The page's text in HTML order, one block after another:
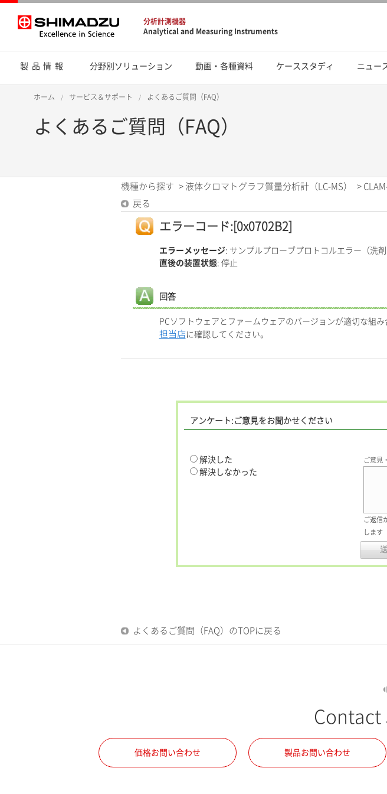
分析計測機器
Analytical and Measuring Instruments
製品情報 分野別ソリューション 動画・各種資料 ケーススタディ ニュー
ホーム サービス＆サポート よくあるご質問（FAQ）
よくあるご質問（FAQ）
機種から探す > 液体クロマトグラフ質量分析計（LC-MS） >
戻る
エラーコード:[0x0702B2]
エラーメッセージ: サンプルプローブプロトコルエラー（洗剤
直後の装置状態: 停止
回答
PCソフトウェアとファームウェアのバージョンが適切な組
担当店に確認してください。
アンケート:ご意見をお聞かせください
解決した
解決しなかった
ご意見
ご返信
します
よくあるご質問（FAQ）のTOPに戻る
Contact
価格お問い合わせ 製品お問い合わせ